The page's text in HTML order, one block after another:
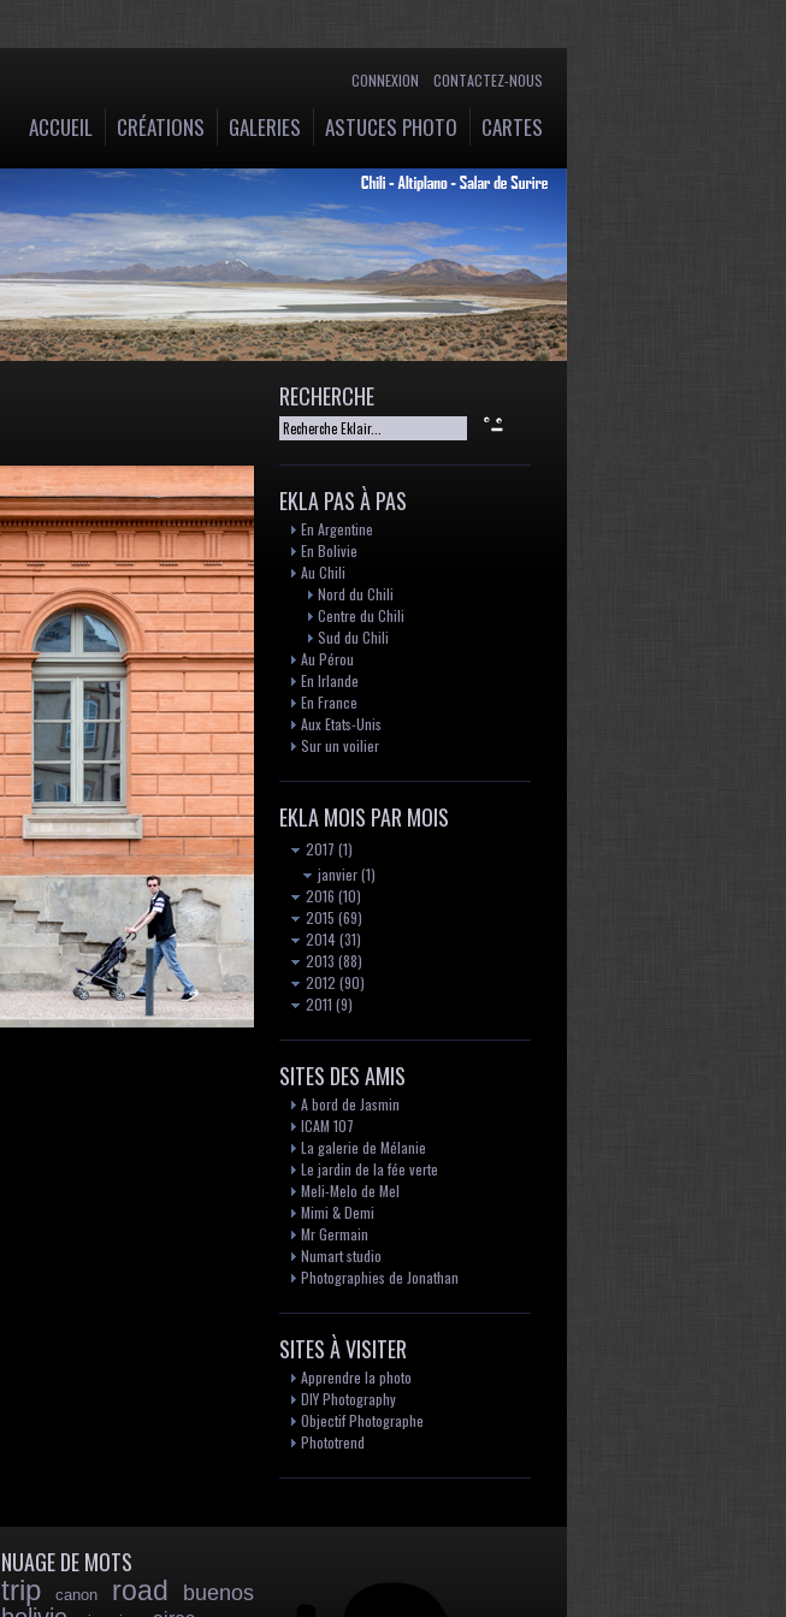
CONNEXION CONTACTEZ-NOUS
ACCUEIL CRÉATIONS GALERIES ASTUCES PHOTO CARTES
RECHERCHE
EKLA PAS À PAS
En Argentine
En Bolivie
Au Chili
Nord du Chili
Centre du Chili
Sud du Chili
Au Pérou
En Irlande
En France
Aux Etats-Unis
Sur un voilier
EKLA MOIS PAR MOIS
2017 (1)
janvier(1)
2016 (10)
2015 (69)
2014(31)
2013 (88)
2012 (90)
2011 (9)
SITES DES AMIS
A bord de Jasmin
ICAM 107
La galerie de Mélanie
Le jardin de la fée verte
Meli-Melo de Mel
Mimi & Demi
Mr Germain
Numart studio
Photographies de Jonathan
SITES À VISITER
Apprendre la photo
DIY Photography
Objectif Photographe
Phototrend
NUAGE DE MOTS
trip canon road buenos